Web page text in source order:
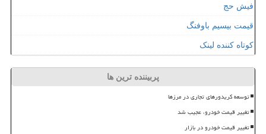
فیش حج
قیمت بیسیم باوفنگ
کوتاه کننده لینک
پربیننده ترین ها
توسعه کریدورهای تجاری در مرزها
تغییر قیمت خودرو، عجیب شد
تغییر قیمت خودرو در بازار